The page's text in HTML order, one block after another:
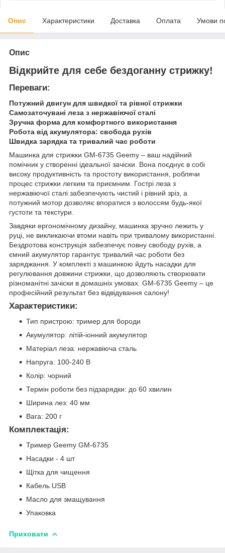
Опис Характеристики Доставка Оплата Умови
Опис
Відкрийте для себе бездоганну стрижку!
Переваги:
Потужний двигун для швидкої та рівної стрижки
Самозаточувані леза з нержавіючої сталі
Зручна форма для комфортного використання
Робота від акумулятора: свобода рухів
Швидка зарядка та тривалий час роботи
Машинка для стрижки GM-6735 Geemy – ваш надійний
помічник у створенні ідеальної зачіски. Вона поєднує в собі
високу продуктивність та простоту використання, роблячи
процес стрижки легким та приємним. Гострі леза з
нержавіючої сталі забезпечують чистий і рівний зріз, а
потужний мотор дозволяє впоратися з волоссям будь-якої
густоти та текстури.
Завдяки ергономічному дизайну, машинка зручно лежить у
руці, не викликаючи втоми навіть при тривалому використанні.
Бездротова конструкція забезпечує повну свободу рухів, а
ємний акумулятор гарантує тривалий час роботи без
заряджання. У комплекті з машинкою йдуть насадки для
регулювання довжини стрижки, що дозволяють створювати
різноманітні зачіски в домашніх умовах. GM-6735 Geemy – це
професійний результат без відвідування салону!
Характеристики:
Тип пристрою: тример для бороди
Акумулятор: літій-іонний акумулятор
Матеріал леза: нержавіюча сталь
Напруга: 100-240 В
Колір: чорний
Термін роботи без підзарядки: до 60 хвилин
Ширина лез: 40 мм
Вага: 200 г
Комплектація:
Тример Geemy GM-6735
Насадки - 4 шт
Щітка для чищення
Кабель USB
Масло для змащування
Упаковка
Приховати